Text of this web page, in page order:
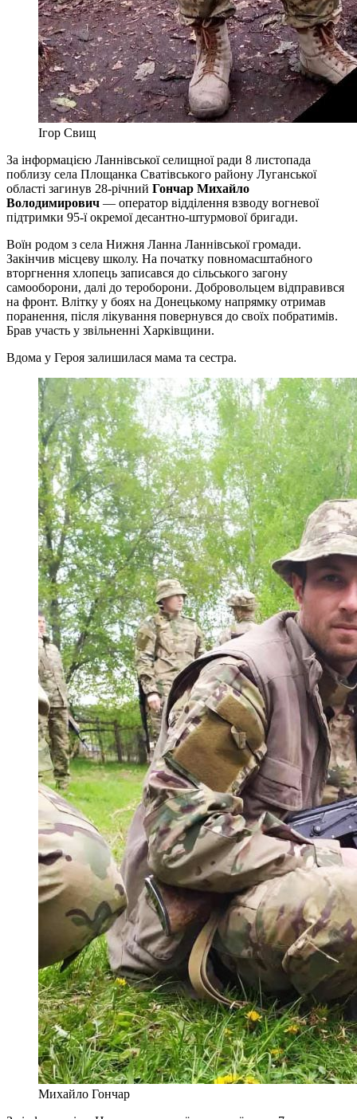
Ігор Свищ
За інформацією Ланнівської селищної ради 8 листопада
поблизу села Площанка Сватівського району Луганської
області загинув 28-річний Гончар Михайло
Володимирович — оператор відділення взводу вогневої
підтримки 95-ї окремої десантно-штурмової бригади.
Воїн родом з села Нижня Ланна Ланнівської громади.
Закінчив місцеву школу. На початку повномасштабного
вторгнення хлопець записався до сільського загону
самооборони, далі до тероборони. Добровольцем відправився
на фронт. Влітку у боях на Донецькому напрямку отримав
поранення, після лікування повернувся до своїх побратимів.
Брав участь у звільненні Харківщини.
Вдома у Героя залишилася мама та сестра.
Михайло Гончар